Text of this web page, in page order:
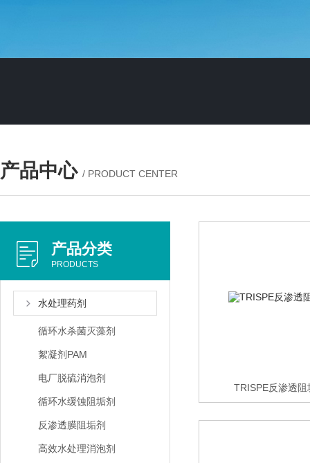
产品中心 / PRODUCT CENTER
产品分类
PRODUCTS
水处理药剂
循环水杀菌灭藻剂
絮凝剂PAM
电厂脱硫消泡剂
循环水缓蚀阻垢剂
反渗透膜阻垢剂
高效水处理消泡剂
TRISPE反渗透